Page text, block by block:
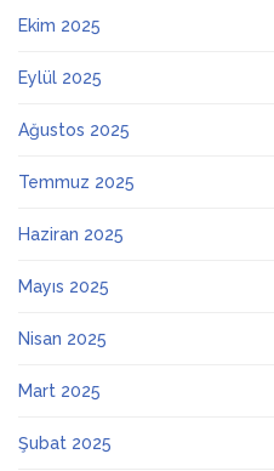
Ekim 2025
Eylül 2025
Ağustos 2025
Temmuz 2025
Haziran 2025
Mayıs 2025
Nisan 2025
Mart 2025
Şubat 2025